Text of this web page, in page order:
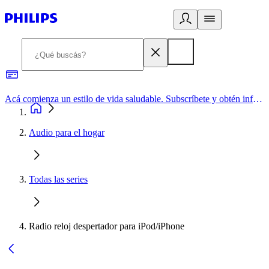
Acá comienza un estilo de vida saludable. Subscríbete y obtén información de primera mano
Audio para el hogar
Todas las series
Radio reloj despertador para iPod/iPhone